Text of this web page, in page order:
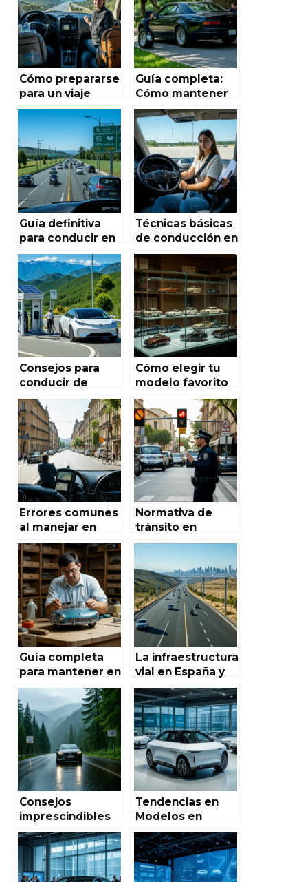
Cómo prepararse
para un viaje
largo en coche
por España: Guía
completa para
una aventura
segura y
placentera
Guía completa:
Cómo mantener
tu vehículo en
óptimas
condiciones para
la conducción
Guía definitiva
para conducir en
autopistas
españolas
Técnicas básicas
de conducción en
Autoworld de
España: Guía
completa para
principiantes
Consejos para
conducir de
manera ecológica
en España: Guía
completa para
reducir tu huella
de carbono
Cómo elegir tu
modelo favorito
en Autoworld de
España: Guía
completa para
aficionados y
coleccionistas
Errores comunes
al manejar en
España y cómo
evitarlos: la guía
definitiva de
Autoworld de
España
Normativa de
tránsito en
España que todo
conductor debe
conocer
Guía completa
para mantener en
forma los
modelos vintage
en Autoworld de
España:
conservación,
restauración y
cuidado
La infraestructura
vial en España y
su impacto en la
conducción: un
análisis completo
para los
entusiastas del
Automóvil en
España
Consejos
imprescindibles
para conducir en
condiciones
climáticas
adversas
Tendencias en
Modelos en
Autoworld de
España para el
Próximo Año